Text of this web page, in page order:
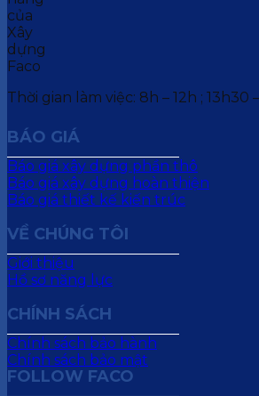
Thời gian làm việc: 8h – 12h ; 13h30
BÁO GIÁ
Báo giá xây dựng phần thô
Báo giá xây dựng hoàn thiện
Báo giá thiết kế kiến trúc
VỀ CHÚNG TÔI
Giới thiệu
Hồ sơ năng lực
CHÍNH SÁCH
Chính sách bảo hành
Chính sách bảo mật
FOLLOW FACO